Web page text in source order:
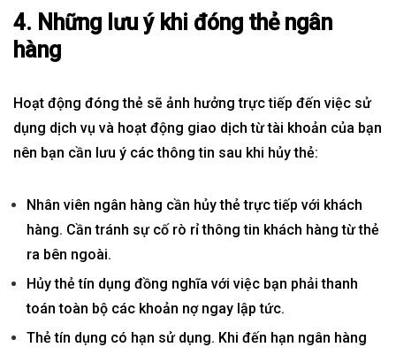
4. Những lưu ý khi đóng thẻ ngân
hàng
Hoạt động đóng thẻ sẽ ảnh hưởng trực tiếp đến việc sử
dụng dịch vụ và hoạt động giao dịch từ tài khoản của bạn
nên bạn cần lưu ý các thông tin sau khi hủy thẻ:
Nhân viên ngân hàng cần hủy thẻ trực tiếp với khách
hàng. Cần tránh sự cố rò rỉ thông tin khách hàng từ thẻ
ra bên ngoài.
Hủy thẻ tín dụng đồng nghĩa với việc bạn phải thanh
toán toàn bộ các khoản nợ ngay lập tức.
Thẻ tín dụng có hạn sử dụng. Khi đến hạn ngân hàng